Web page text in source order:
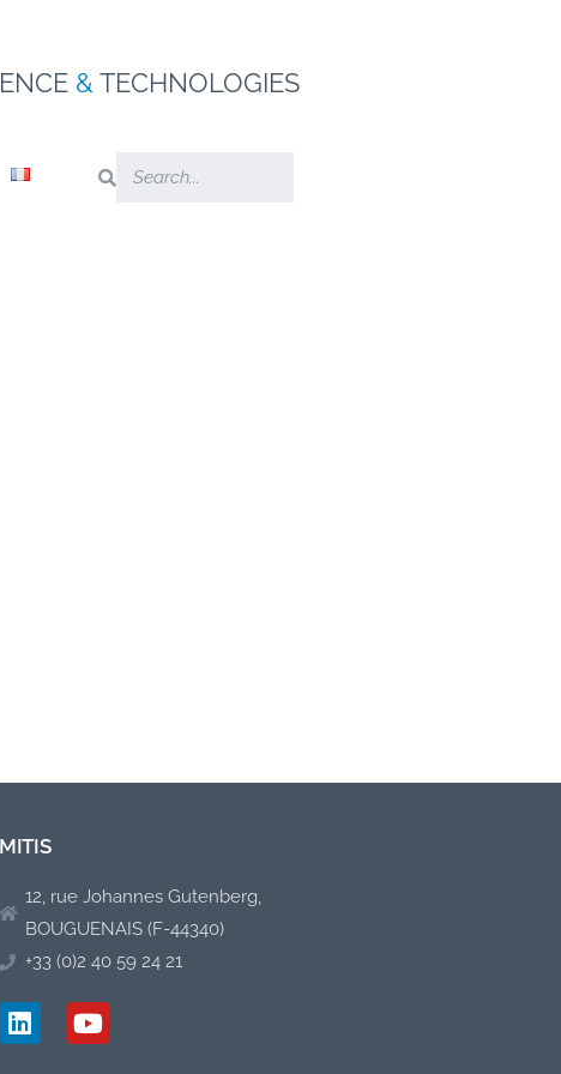
& TECHNOLOGIES
MITIS
12, rue Johannes Gutenberg,
BOUGUENAIS (F-44340)
+33 (0)2 40 59 24 21